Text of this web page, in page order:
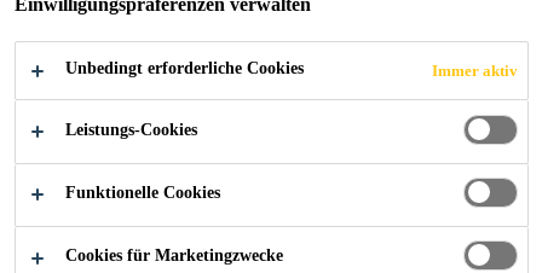
HOSPITALS,
EUSTON RD
Einwilligungspräferenzen verwalten
Unbedingt erforderliche Cookies Immer aktiv
Leistungs-Cookies
Funktionelle Cookies
Cookies für Marketingzwecke